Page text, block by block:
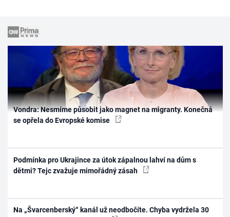
Vondra: Nesmíme působit jako magnet na migranty. Konečná
se opřela do Evropské komise
Podmínka pro Ukrajince za útok zápalnou lahví na dům s
dětmi? Tejc zvažuje mimořádný zásah
Na „Švarcenberský“ kanál už neodbočíte. Chyba vydržela 30